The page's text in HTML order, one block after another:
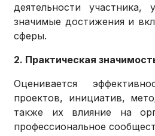
деятельности участника,
значимые достижения и
сферы.
2. Практическая
Оценивается
проектов, инициатив,
также их влияние на
профессиональное